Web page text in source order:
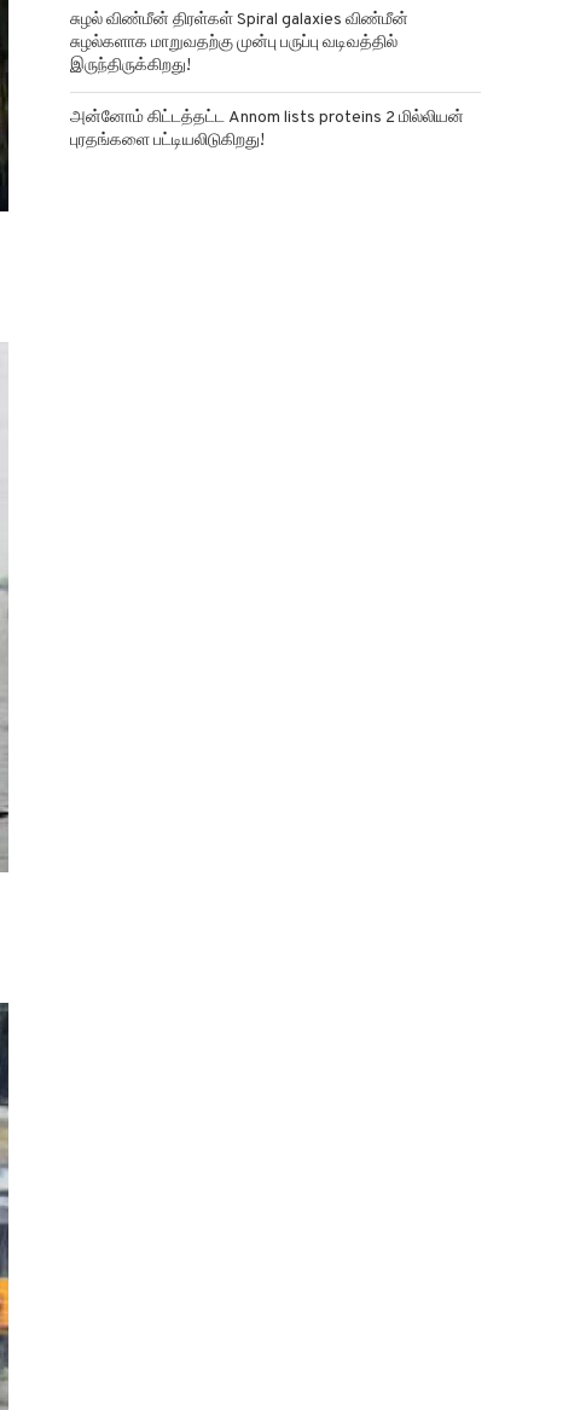
சுழல் விண்மீன் திரள்கள் Spiral galaxies விண்மீன்
சுழல்களாக மாறுவதற்கு முன்பு பருப்பு வடிவத்தில்
இருந்திருக்கிறது!
அன்னோம் கிட்டத்தட்ட Annom lists proteins 2 மில்லியன்
புரதங்களை பட்டியலிடுகிறது!